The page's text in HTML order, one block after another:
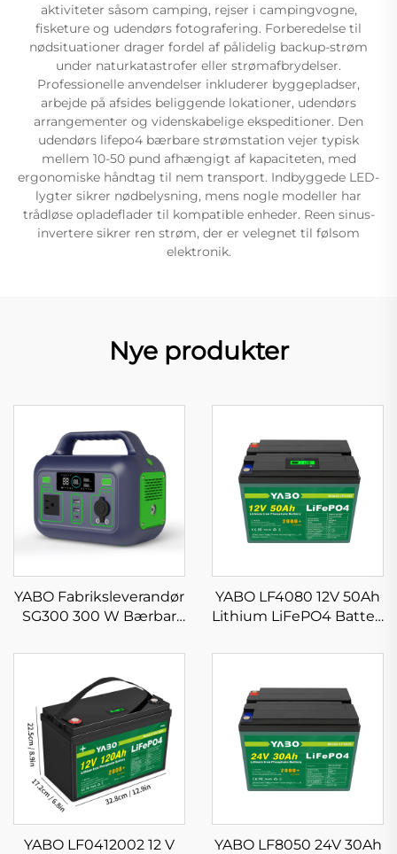
aktiviteter såsom camping, rejser i campingvogne,
fisketure og udendørs fotografering. Forberedelse til
nødsituationer drager fordel af pålidelig backup-strøm
under naturkatastrofer eller strømafbrydelser.
Professionelle anvendelser inkluderer byggepladser,
arbejde på afsides beliggende lokationer, udendørs
arrangementer og videnskabelige ekspeditioner. Den
udendørs lifepo4 bærbare strømstation vejer typisk
mellem 10-50 pund afhængigt af kapaciteten, med
ergonomiske håndtag til nem transport. Indbyggede LED-
lygter sikrer nødbelysning, mens nogle modeller har
trådløse opladeflader til kompatible enheder. Reen sinus-
invertere sikrer ren strøm, der er velegnet til følsom
elektronik.
Nye produkter
YABO Fabriksleverandør
SG300 300 W Bærbar
Genopladelig
Powerbank AC DC
Opladning Solgenerator
YABO LF4080 12V 50Ah
Lithium LiFePO4 Batteri
Jernfosfat Batteri til
camping, solcelle- og
off-grid-anlæg
YABO LF0412002 12 V
YABO LF8050 24V 30Ah